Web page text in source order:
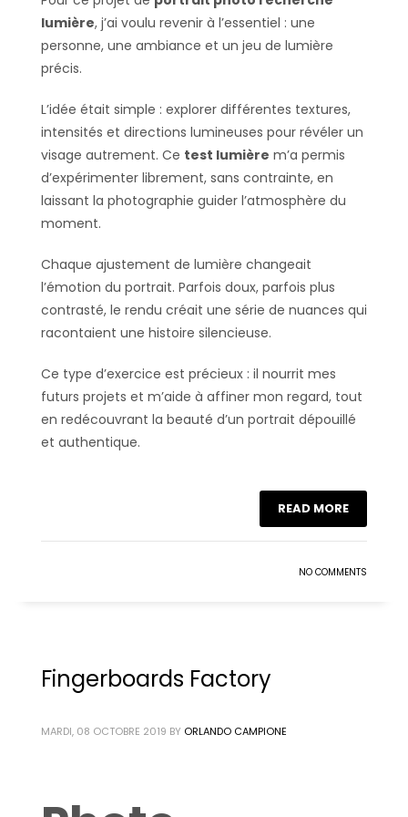
lumière, j’ai voulu revenir à l’essentiel : une
personne, une ambiance et un jeu de lumière
précis.
L’idée était simple : explorer différentes textures,
intensités et directions lumineuses pour révéler un
visage autrement. Ce test lumière m’a permis
d’expérimenter librement, sans contrainte, en
laissant la photographie guider l’atmosphère du
moment.
Chaque ajustement de lumière changeait
l’émotion du portrait. Parfois doux, parfois plus
contrasté, le rendu créait une série de nuances qui
racontaient une histoire silencieuse.
Ce type d’exercice est précieux : il nourrit mes
futurs projets et m’aide à affiner mon regard, tout
en redécouvrant la beauté d’un portrait dépouillé
et authentique.
READ MORE
NO COMMENTS
Fingerboards Factory
MARDI, 08 OCTOBRE 2019 BY ORLANDO CAMPIONE